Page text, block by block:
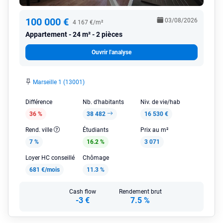
100 000 € 4 167 €/m²
Appartement 24 m² - 2 pièces
03/08/2026
Ouvrir l'analyse
Marseille 1 (13001)
Différence
36 %
Nb. d'habitants
38 482
Niv. de vie/hab
16 530 €
Rend. ville
7 %
Étudiants
16.2 %
Prix au m²
3 071
Loyer HC conseillé
681 €/mois
Chômage
11.3 %
Cash flow
-3 €
Rendement brut
7.5 %